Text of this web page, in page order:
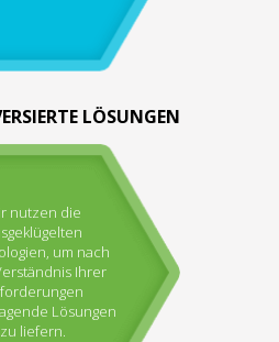
LÖSUNGEN
nutzen die
um nach
Ihrer
Lösungen
zu liefern.